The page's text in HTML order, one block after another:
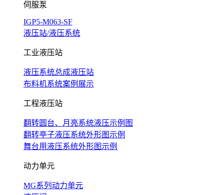
伺服泵
IGP5-M063-SF
液压站/液压系统
工业液压站
液压系统总成液压站
布料机系统案例展示
工程液压站
翻转圆台、月亮系统液压示例图
翻转亭子液压系统外形图示例
舞台用液压系统外形图示例
动力单元
MG系列动力单元